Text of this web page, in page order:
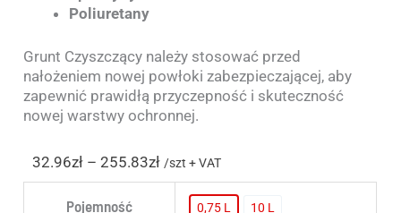
Poliuretany
Grunt Czyszczący należy stosować przed
nałożeniem nowej powłoki zabezpieczającej, aby
zapewnić prawidłą przyczepność i skuteczność
nowej warstwy ochronnej.
32.96zł – 255.83zł /szt + VAT
Pojemność 0,75 L 10 L